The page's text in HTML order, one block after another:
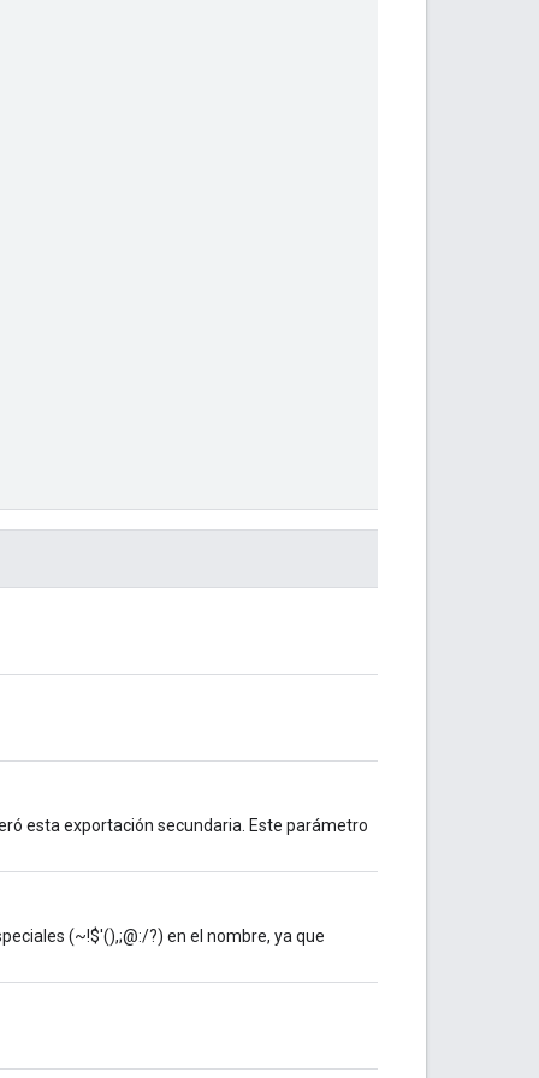
esta exportación secundaria. Este parámetro
(~!$'(),;@:/?) en el nombre, ya que